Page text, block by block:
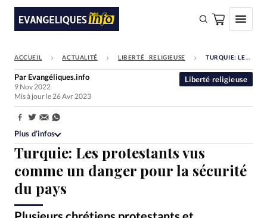
FAIRE UN DON
Faire un don
Société
Monde
Bible
Toute l'actualité
ACCUEIL ACTUALITÉ LIBERTÉ RELIGIEUSE TURQUIE: LES PROTESTANTS VUS COMME UN DANGER POUR LA SÉCURITÉ DU PAYS
Turquie: Les protestants vus
comme un danger pour la sécurité
du pays
Liberté religieuse
Par Evangéliques.info
9 Nov 2022
Mis à jour le 26 Avr 2023
Partager:
Plus d’infos